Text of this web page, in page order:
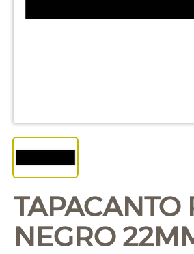
TAPACANTO
NEGRO